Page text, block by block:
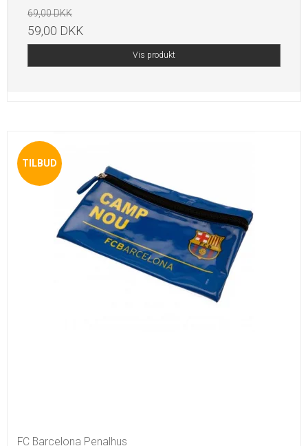
69,00 DKK
59,00 DKK
Vis produkt
TILBUD
FC Barcelona Penalhus